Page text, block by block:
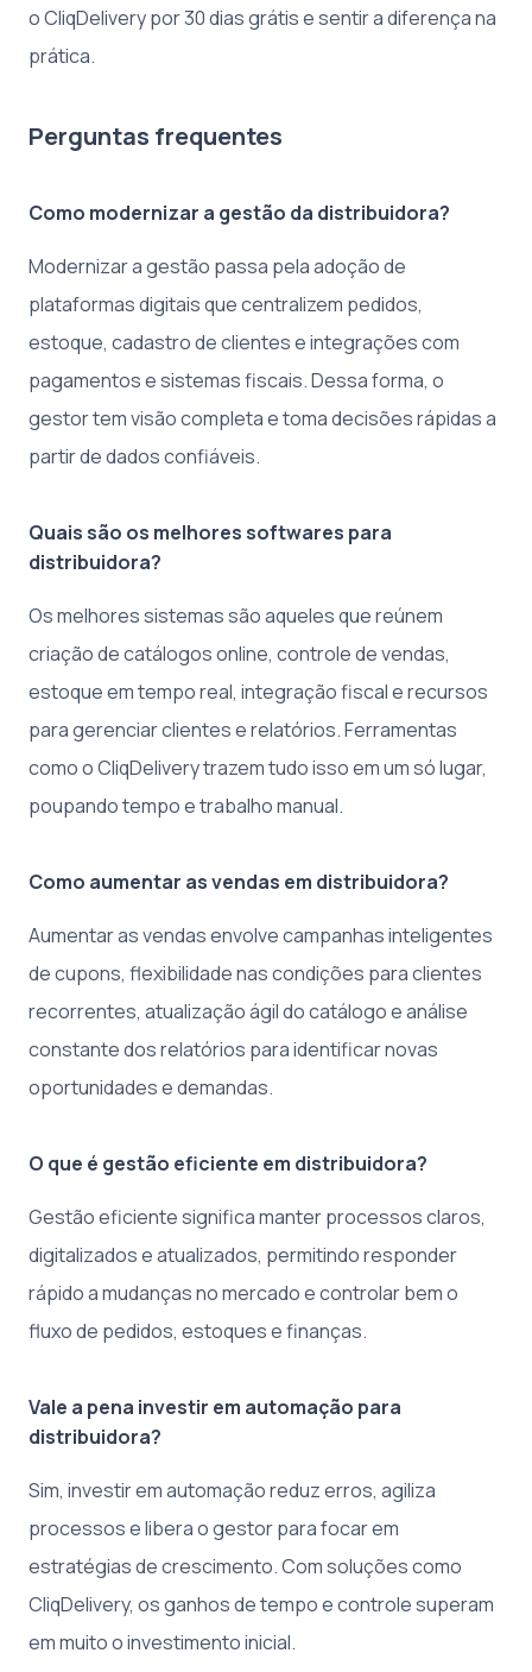
o CliqDelivery por 30 dias grátis e sentir a diferença na
prática.
Perguntas frequentes
Como modernizar a gestão da distribuidora?
Modernizar a gestão passa pela adoção de
plataformas digitais que centralizem pedidos,
estoque, cadastro de clientes e integrações com
pagamentos e sistemas fiscais. Dessa forma, o
gestor tem visão completa e toma decisões rápidas a
partir de dados confiáveis.
Quais são os melhores softwares para
distribuidora?
Os melhores sistemas são aqueles que reúnem
criação de catálogos online, controle de vendas,
estoque em tempo real, integração fiscal e recursos
para gerenciar clientes e relatórios. Ferramentas
como o CliqDelivery trazem tudo isso em um só lugar,
poupando tempo e trabalho manual.
Como aumentar as vendas em distribuidora?
Aumentar as vendas envolve campanhas inteligentes
de cupons, flexibilidade nas condições para clientes
recorrentes, atualização ágil do catálogo e análise
constante dos relatórios para identificar novas
oportunidades e demandas.
O que é gestão eficiente em distribuidora?
Gestão eficiente significa manter processos claros,
digitalizados e atualizados, permitindo responder
rápido a mudanças no mercado e controlar bem o
fluxo de pedidos, estoques e finanças.
Vale a pena investir em automação para
distribuidora?
Sim, investir em automação reduz erros, agiliza
processos e libera o gestor para focar em
estratégias de crescimento. Com soluções como
CliqDelivery, os ganhos de tempo e controle superam
em muito o investimento inicial.